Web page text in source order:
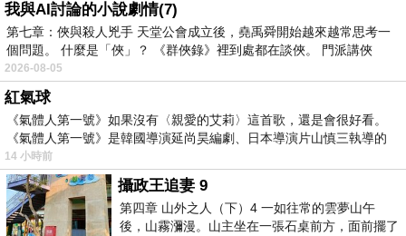
而且在網路上購買，品質有保障又有七天鑑
賞期，不滿意可以退貨也不用擔心買
貴!
服務這麼優，當然在網路購物最好啦~~一定要來看
看【A+】好運生財 黃金開運尾戒~~
我與AI討論的小說劇情(7)
第七章：俠與殺人兇手 天堂公會成立後，堯禹舜開始越來越常思考一
個問題。 什麼是「俠」？ 《群俠錄》裡到處都在談俠。 門派講俠
2026-08-05
紅氣球
《氣體人第一號》如果沒有〈親愛的艾莉〉這首歌，還是會很好看。
《氣體人第一號》是韓國導演延尚昊編劇、日本導演片山慎三執導的
14 小時前
攝政王追妻 9
第四章 山外之人（下）4 一如往常的雲夢山午
後，山霧瀰漫。山主坐在一張石桌前方，面前擺了